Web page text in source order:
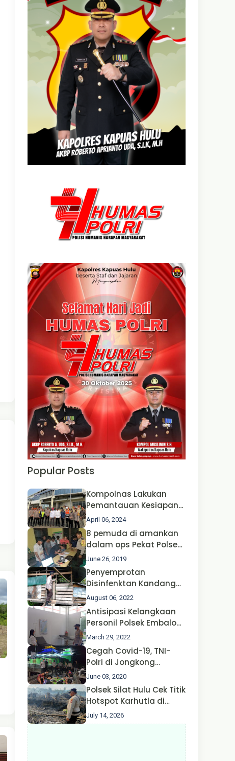
Popular Posts
Kompolnas Lakukan
Pemantauan Kesiapan
Operasi Ketupat 2024 di
Polda Jatim Bersama
Kapolri dan Menteri
Perhubungan
April 06, 2024
8 pemuda di amankan
dalam ops Pekat Polsek
Jongkong
June 26, 2019
Penyemprotan
Disinfenktan Kandang
Ternak Kambing warga
Oleh Satgas Ops Aman
Nusa II Polda Kalbar*
August 06, 2022
Antisipasi Kelangkaan
Personil Polsek Embaloh
Hulu Gencar Lakukan
Pengecekan Oksigen
March 29, 2022
Cegah Covid-19, TNI-
Polri di Jongkong
Himbau Masyarakat
Jangan Kumpul Hinga
Larut Malam.
June 03, 2020
Polsek Silat Hulu Cek Titik
Hotspot Karhutla di
Desa Nanga Dangkan,
Api Ditemukan Sudah
July 14, 2026